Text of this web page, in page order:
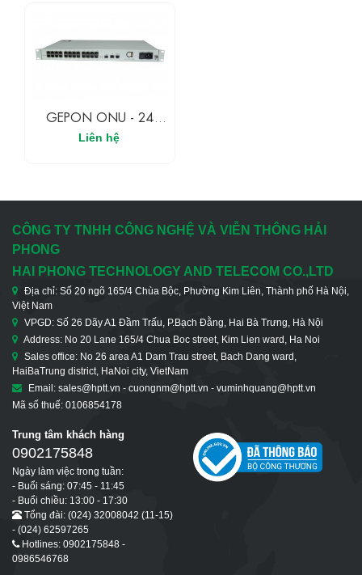
GEPON ONU - 24
Cổng ONU Dung Lượng
Cao Cho Các Ứng
Liên hệ
CÔNG TY TNHH CÔNG NGHỆ VÀ VIỄN THÔNG HẢI
PHONG
HAI PHONG TECHNOLOGY AND TELECOM CO.,LTD
Địa chỉ: Số 20 ngõ 165/4 Chùa Bộc, Phường Kim Liên, Thành phố Hà Nội,
Việt Nam
VPGD: Số 26 Dãy A1 Đầm Trấu, P.Bạch Đằng, Hai Bà Trưng, Hà Nội
Address: No 20 Lane 165/4 Chua Boc street, Kim Lien ward, Ha Noi
Sales office: No 26 area A1 Dam Trau street, Bach Dang ward,
HaiBaTrung district, HaNoi city, VietNam
Email: sales@hptt.vn - cuongnm@hptt.vn - vuminhquang@hptt.vn
Mã số thuế: 0106854178
Trung tâm khách hàng
0902175848
Ngày làm việc trong tuần:
- Buổi sáng: 07:45 - 11:45
- Buổi chiều: 13:00 - 17:30
Tổng đài: (024) 32008042 (11-15)
- (024) 62597265
Hotlines: 0902175848 -
0986546768